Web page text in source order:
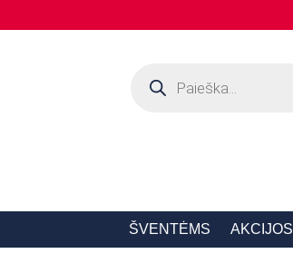
search
ŠVENTĖMS AKCIJOS